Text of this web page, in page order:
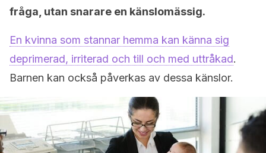
fråga, utan snarare en känslomässig.
En kvinna som stannar hemma kan känna sig
deprimerad, irriterad och till och med uttråkad.
Barnen kan också påverkas av dessa känslor.